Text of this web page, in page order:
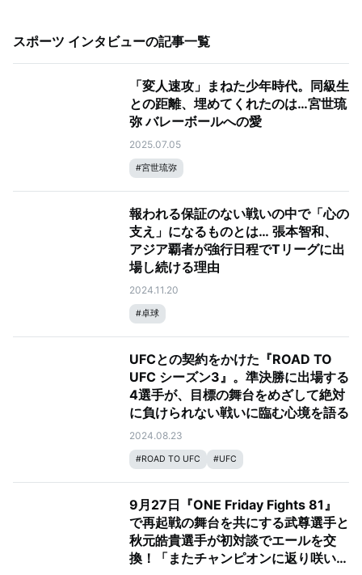
スポーツ インタビューの記事一覧
「変人速攻」まねた少年時代。同級生
との距離、埋めてくれたのは…宮世琉
弥 バレーボールへの愛
2025.07.05
#宮世琉弥
報われる保証のない戦いの中で「心の
支え」になるものとは… 張本智和、
アジア覇者が強行日程でTリーグに出
場し続ける理由
2024.11.20
#卓球
UFCとの契約をかけた『ROAD TO
UFC シーズン3』。準決勝に出場する
4選手が、目標の舞台をめざして絶対
に負けられない戦いに臨む心境を語る
2024.08.23
#ROAD TO UFC #UFC
9月27日『ONE Friday Fights 81』
で再起戦の舞台を共にする武尊選手と
秋元皓貴選手が初対談でエールを交
換！「またチャンピオンに返り咲いて